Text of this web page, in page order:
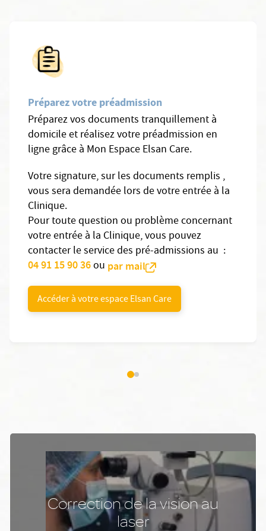
Préparez votre préadmission
Préparez vos documents tranquillement à
domicile et réalisez votre préadmission en
ligne grâce à Mon Espace Elsan Care.
Votre signature, sur les documents remplis ,
vous sera demandée lors de votre entrée à la
Clinique.
Pour toute question ou problème concernant
votre entrée à la Clinique, vous pouvez
contacter le service des pré-admissions au :
04 91 15 90 36ou par mail
Accéder à votre espace Elsan Care
Correction de la vision au
laser